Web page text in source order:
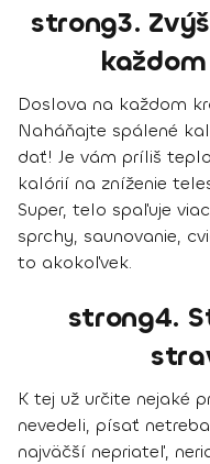
strong3.
Doslova na každom
Naháňajte spálené
dať! Je vám príliš
kalórií na zníženie
Super, telo spaľuje
sprchy, saunovanie,
to akokoľvek.
strong4.
K tej už určite nejaké
nevedeli, písať
najväčší nepriateľ,